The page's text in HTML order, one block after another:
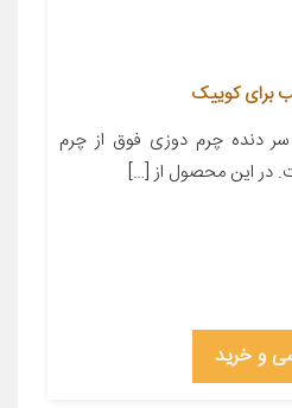
دنده چرم دوزی فوق از چرم
در این محصول از […]
و خرید